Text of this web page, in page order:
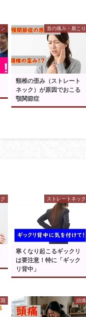
首の痛み・肩こり
頸椎の歪み（ストレート
ネック）が原因でおこる
顎関節症
ストレートネック
寒くなり起こるギックリ
は要注意！特に「ギック
リ背中」
頭痛